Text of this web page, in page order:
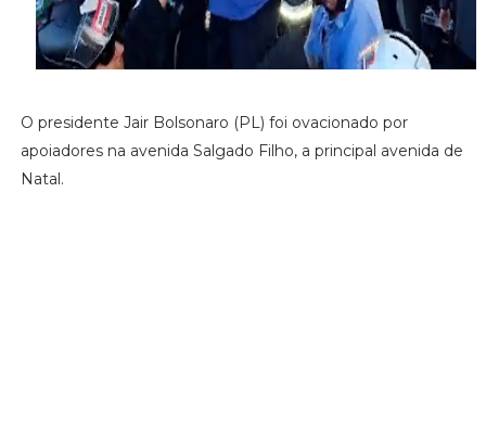
O presidente Jair Bolsonaro (PL) foi ovacionado por
apoiadores na avenida Salgado Filho, a principal avenida de
Natal.